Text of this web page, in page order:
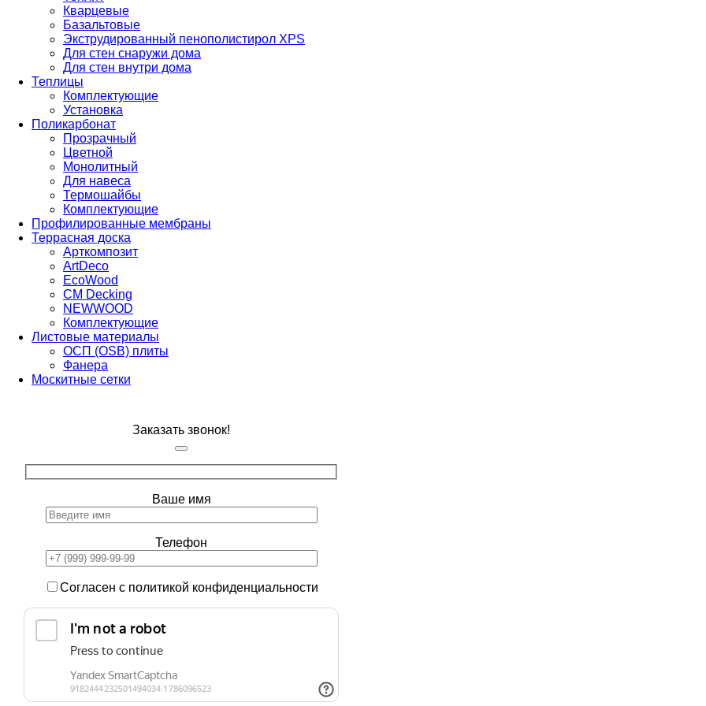
Кварцевые
Базальтовые
Экструдированный пенополистирол XPS
Для стен снаружи дома
Для стен внутри дома
Теплицы
Комплектующие
Установка
Поликарбонат
Прозрачный
Цветной
Монолитный
Для навеса
Термошайбы
Комплектующие
Профилированные мембраны
Террасная доска
Арткомпозит
ArtDeco
EcoWood
CM Decking
NEWWOOD
Комплектующие
Листовые материалы
ОСП (OSB) плиты
Фанера
Москитные сетки
Заказать звонок!
Ваше имя
Телефон
Согласен с политикой конфиденциальности